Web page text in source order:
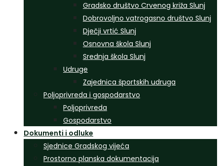
Gradsko društvo Crvenog križa Slunj
Dobrovoljno vatrogasno društvo Slunj
Dječji vrtić Slunj
Osnovna škola Slunj
Srednja škola Slunj
Udruge
Zajednica športskih udruga
Poljoprivreda i gospodarstvo
Poljoprivreda
Gospodarstvo
Dokumenti i odluke
Sjednice Gradskog vijeća
Prostorno planska dokumentacija